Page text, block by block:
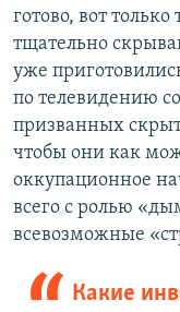
готово, вот
тщательно
уже
по телевидению
призванных
чтобы они как
оккупационное
всего с ролью
всевозможные
Какие